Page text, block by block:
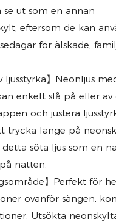
ut som en annan
eftersom de kan
för älskade,
ljusstyrka】Neonljus
enkelt slå på eller
och justera
trycka länge på
detta söta ljus som en
natten.
】Perfekt för
ovanför sängen,
Utsökta